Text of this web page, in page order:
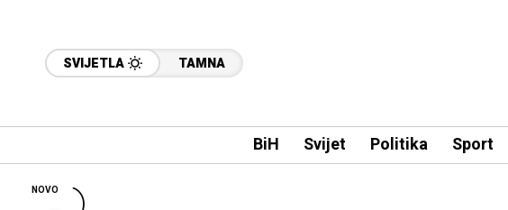
SVIJETLA TAMNA
BiH Svijet Politika Sport
NOVO